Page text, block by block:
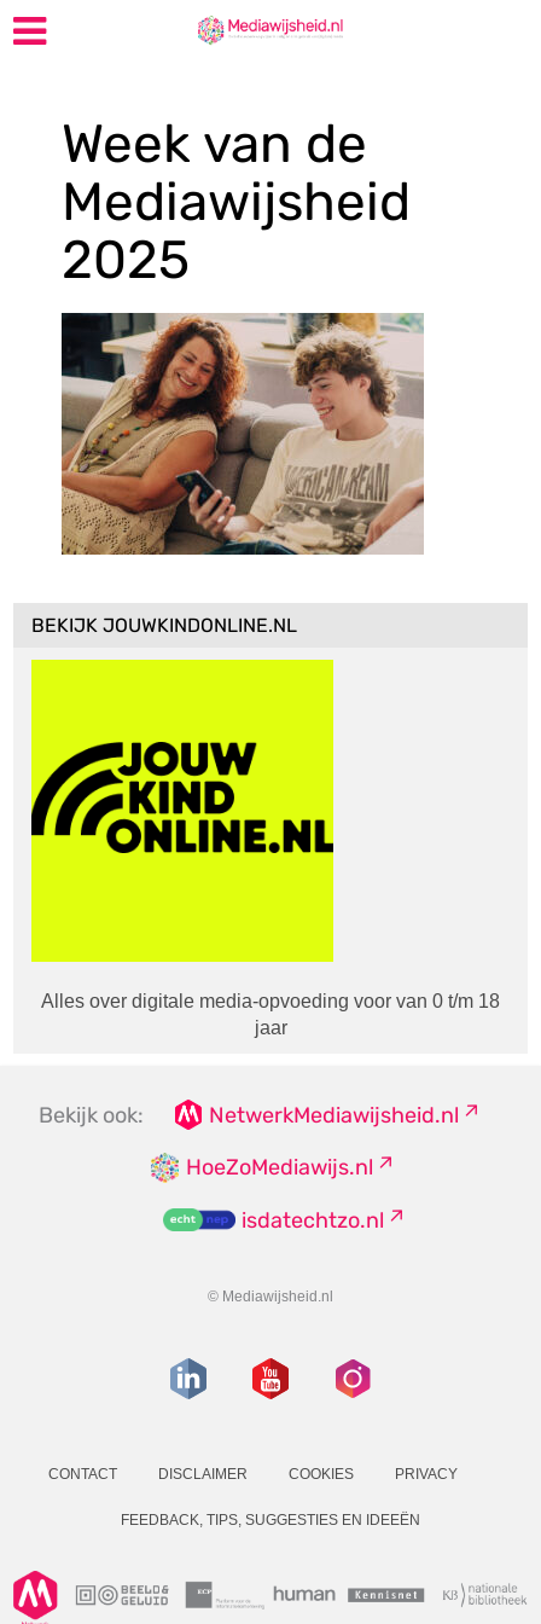
Week van de
Mediawijsheid
2025
BEKIJK JOUWKINDONLINE.NL
Alles over digitale media-opvoeding voor van 0 t/m 18
jaar
Bekijk ook:
NetwerkMediawijsheid.nl
HoeZoMediawijs.nl
isdatechtzo.nl
© Mediawijsheid.nl
CONTACT DISCLAIMER COOKIES PRIVACY
FEEDBACK, TIPS, SUGGESTIES EN IDEEËN